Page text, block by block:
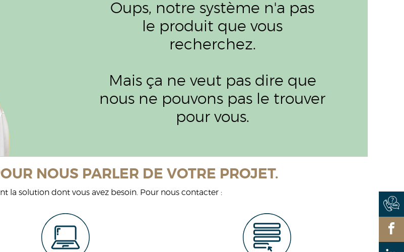
Oups, notre système n'a pas
le produit que vous
recherchez.
Mais ça ne veut pas dire que
nous ne pouvons pas le trouver
pour vous.
NOUS PARLER DE VOTRE PROJET.
la solution dont vous avez besoin. Pour nous contacter :